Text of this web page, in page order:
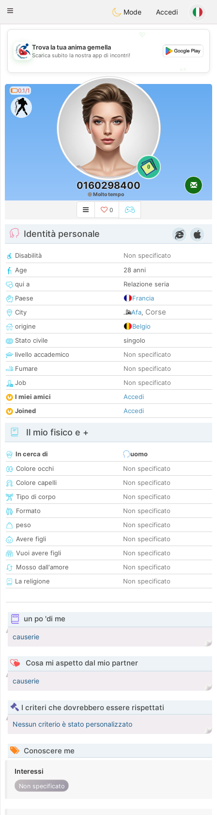
Handi Space
Toggle
Mode Accedi
💖
💕
Trova la tua anima gemella
Scarica subito la nostra app di incontri!
0.1/1
0
0160298400
Molto tempo
0
Identità personale
Disabilità
Non specificato
Age
28 anni
qui a
Relazione seria
Paese
Francia
City
Afa, Corse
origine
Belgio
Stato civile
singolo
livello accademico
Non specificato
Fumare
Non specificato
Job
Non specificato
I miei amici
Accedi
Joined
Accedi
Il mio fisico e +
In cerca di
uomo
Colore occhi
Non specificato
Colore capelli
Non specificato
Tipo di corpo
Non specificato
Formato
Non specificato
peso
Non specificato
Avere figli
Non specificato
Vuoi avere figli
Non specificato
Mosso dall'amore
Non specificato
La religione
Non specificato
un po 'di me
causerie
Cosa mi aspetto dal mio partner
causerie
I criteri che dovrebbero essere rispettati
Nessun criterio è stato personalizzato
Conoscere me
Interessi
Non specificato